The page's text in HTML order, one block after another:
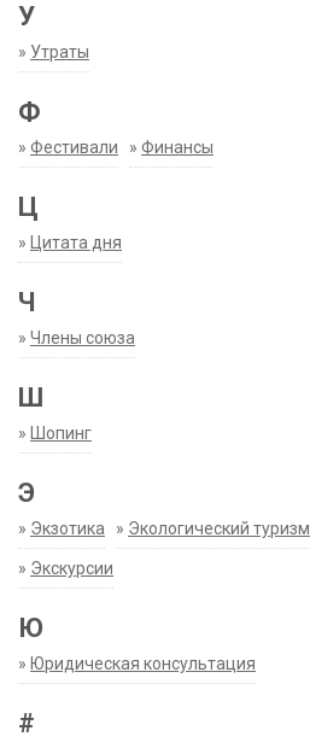
У
» Утраты
Ф
» Фестивали » Финансы
Ц
» Цитата дня
Ч
» Члены союза
Ш
» Шопинг
Э
» Экзотика » Экологический туризм
» Экскурсии
Ю
» Юридическая консультация
#